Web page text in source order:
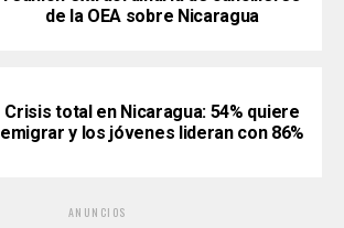
de la OEA sobre Nicaragua
Crisis total en Nicaragua: 54% quiere
emigrar y los jóvenes lideran con 86%
ANUNCIOS